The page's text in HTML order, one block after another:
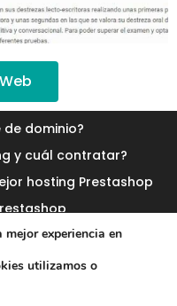
de dominio?
y cuál contratar?
hosting Prestashop
experiencia en
utilizamos o